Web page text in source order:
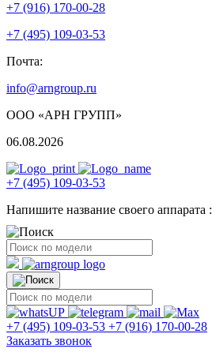
+7 (916) 170-00-28
+7 (495) 109-03-53
Почта:
info@arngroup.ru
ООО «АРН ГРУПП»
06.08.2026
+7 (495) 109-03-53
Напишите название своего аппарата :
+7 (495) 109-03-53 +7 (916) 170-00-28
Заказать звонок